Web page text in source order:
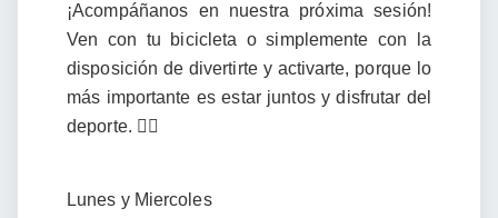
¡Acompáñanos en nuestra próxima sesión!
Ven con tu bicicleta o simplemente con la
disposición de divertirte y activarte, porque lo
más importante es estar juntos y disfrutar del
deporte. 🚴‍♀️
Lunes y Miercoles